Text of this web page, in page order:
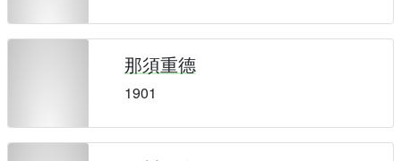
那須重德
1901